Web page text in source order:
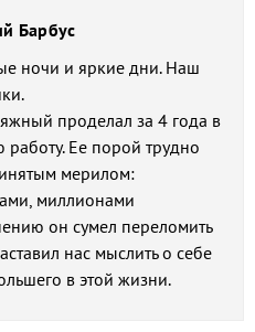
Барбус
ночи и яркие дни. Наш
проделал за 4 года в
работу. Ее порой трудно
мерилом:
миллионами
он сумел переломить
нас мыслить о себе
в этой жизни.